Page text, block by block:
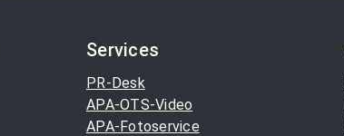
Services
PR-Desk
APA-OTS-Video
APA-Fotoservice